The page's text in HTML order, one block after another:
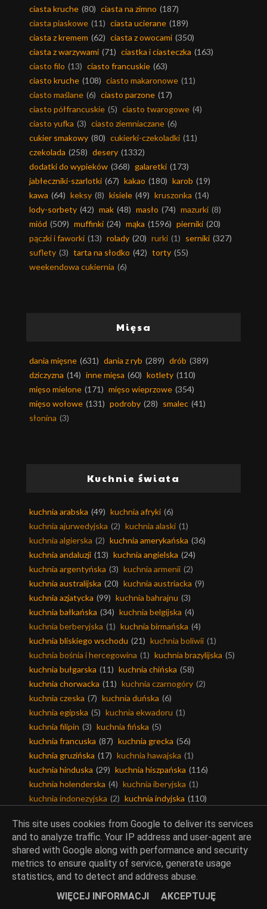
ciasta kruche (80) ciasta na zimno (187)
ciasta piaskowe (11) ciasta ucierane (189)
ciasta z kremem (62) ciasta z owocami (350)
ciasta z warzywami (71) ciastka i ciasteczka (163)
ciasto filo (13) ciasto francuskie (63)
ciasto kruche (108) ciasto makaronowe (11)
ciasto maślane (6) ciasto parzone (17)
ciasto półfrancuskie (5) ciasto twarogowe (4)
ciasto yufka (3) ciasto ziemniaczane (6)
cukier smakowy (80) cukierki-czekoladki (11)
czekolada (258) desery (1332)
dodatki do wypieków (368) galaretki (173)
jabłeczniki-szarlotki (67) kakao (180) karob (19)
kawa (64) keksy (8) kisiele (49) kruszonka (14)
lody-sorbety (42) mak (48) masło (74) mazurki (8)
miód (509) muffinki (24) mąka (1596) pierniki (20)
pączki i faworki (13) rolady (20) rurki (1) serniki (327)
suflety (3) tarta na słodko (42) torty (55)
weekendowa cukiernia (6)
Mięsa
dania mięsne (631) dania z ryb (289) drób (389)
dziczyzna (14) inne mięsa (60) kotlety (110)
mięso mielone (171) mięso wieprzowe (354)
mięso wołowe (131) podroby (28) smalec (41)
słonina (3)
Kuchnie świata
kuchnia arabska (49) kuchnia afryki (6)
kuchnia ajurwedyjska (2) kuchnia alaski (1)
kuchnia algierska (2) kuchnia amerykańska (36)
kuchnia andaluzji (13) kuchnia angielska (24)
kuchnia argentyńska (3) kuchnia armenii (2)
kuchnia australijska (20) kuchnia austriacka (9)
kuchnia azjatycka (99) kuchnia bahrajnu (3)
kuchnia bałkańska (34) kuchnia belgijska (4)
kuchnia berberyjska (1) kuchnia birmańska (4)
kuchnia bliskiego wschodu (21) kuchnia boliwii (1)
kuchnia bośnia i hercegowina (1) kuchnia brazylijska (5)
kuchnia bułgarska (11) kuchnia chińska (58)
kuchnia chorwacka (11) kuchnia czarnogóry (2)
kuchnia czeska (7) kuchnia duńska (6)
kuchnia egipska (5) kuchnia ekwadoru (1)
kuchnia filipin (3) kuchnia fińska (5)
kuchnia francuska (87) kuchnia grecka (56)
kuchnia gruzińska (17) kuchnia hawajska (1)
kuchnia hinduska (29) kuchnia hiszpańska (116)
kuchnia holenderska (4) kuchnia iberyjska (1)
kuchnia indonezyjska (2) kuchnia indyjska (110)
kuchnia islandzka (2) kuchnia izraela
(29)
kuchnia jamajki (2) kuchnia japońska (32)
kuchnia jemenu (1) kuchnia jerozolimy (11)
kuchnia kamerunu (2) kuchnia kanadyjska (6)
kuchnia karaibska
kuchnia koreańska (35) kuchnia kreolska (1)
This site uses cookies from Google to deliver its services
and to analyze traffic. Your IP address and user-agent are
shared with Google along with performance and security
metrics to ensure quality of service, generate usage
statistics, and to detect and address abuse.
WIĘCEJ INFORMACJI
AKCEPTUJĘ